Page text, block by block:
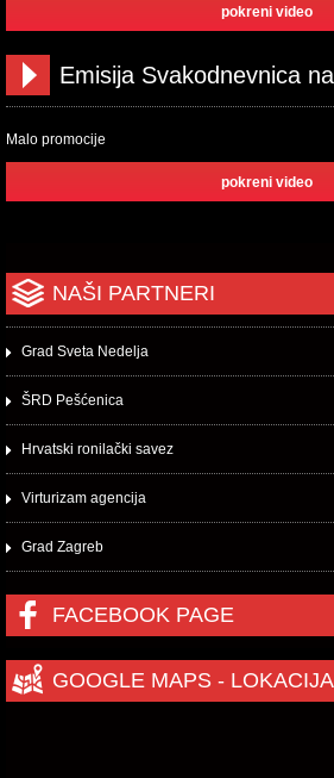
pokreni video
Emisija Svakodnevnica
Malo promocije
pokreni video
NAŠI PARTNERI
Grad Sveta Nedelja
ŠRD Pešćenica
Hrvatski ronilački savez
Virturizam agencija
Grad Zagreb
FACEBOOK PAGE
GOOGLE MAPS - LOKACIJA